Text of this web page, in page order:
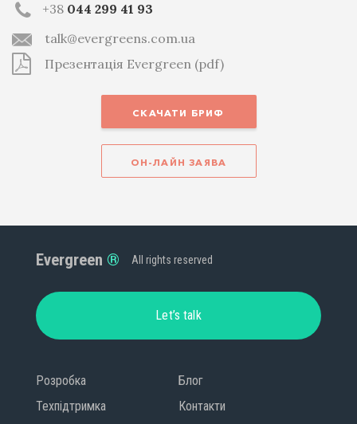
+38 044 299 41 93
talk@evergreens.com.ua
Презентація Evergreen (pdf)
СКАЧАТИ БРИФ
ОН-ЛАЙН ЗАЯВА
Evergreen All rights reserved
Let’s talk
Розробка
Техпідтримка
Блог
Контакти